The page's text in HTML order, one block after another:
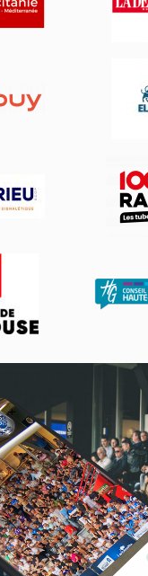
la
& chez
Inscrivez-